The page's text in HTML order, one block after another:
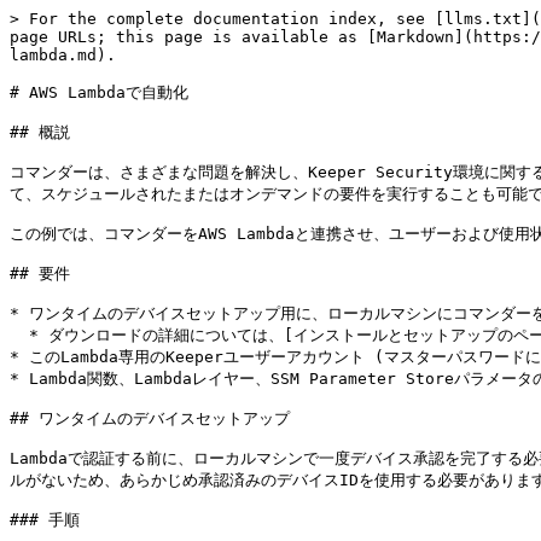
> For the complete documentation index, see [llms.txt](https://docs.keeper.io/llms.txt). Markdown versions of documentation pages are available by appending `.md` to page URLs; this page is available as [Markdown](https://docs.keeper.io/keeperpam/jp/commander-cli/commander-installation-setup/configuration/using-commander-with-aws-lambda.md).

# AWS Lambdaで自動化

## 概説

コマンダーは、さまざまな問題を解決し、Keeper Security環境に関する貴重な情報が得られる強力なツールです。ローカルのデスクトップやサーバーで使用するだけでなく、AWSのようなクラウド環境でコマンダーを実行して、スケジュールされたまたはオンデマンドの要件を実行することも可能です。

この例では、コマンダーをAWS Lambdaと連携させ、ユーザーおよび使用状況のレポートを定期的に実行する方法を解説します。

## 要件

* ワンタイムのデバイスセットアップ用に、ローカルマシンにコマンダーをインストール
  * ダウンロードの詳細については、[インストールとセットアップのページ](/keeperpam/jp/commander-cli/commander-installation-setup.md)をご参照ください
* このLambda専用のKeeperユーザーアカウント (マスターパスワードによるログイン。SSOおよびMFAは、人の操作なしでは利用不可)
* Lambda関数、Lambdaレイヤー、SSM Parameter Storeパラメータの作成、およびAWS CloudShellの利用に必要な権限を持つAWS環境へのアクセス

## ワンタイムのデバイスセットアップ

Lambdaで認証する前に、ローカルマシンで一度デバイス承認を完了する必要があります。Keeperでは、パスワード認証が成功する前にすべてのデバイスを承認する必要があります。Lambdaにはこの手順を完了する対話型シェルがないため、あらかじめ承認済みのデバイスIDを使用する必要があります。

### 手順

1. ローカルマシンで、Lambda専用アカウントを使ってコマンダーにログインします。

```shell-session
$ keeper shell
```

2. デバイス承認プロセスを完了します (エンタープライズの設定に応じて、メールリンク、プッシュ通知、2FA、管理者承認など)
3. ログインに成功したら、構成ファイル内の `device_token` を確認します。

```shell-session
$ cat ~/.keeper/config.json | grep device_token
```

{% hint style="warning" %}
コマンダーのインストール方法によって、構成ファイルの形式は異なる場合があります。CLIでは通常 `device_token` はトップレベルに保存されますが、SDKベースのインストールではネストされた構造 (`devices[].device_token`) を使用する場合があります。`grep` で結果が得られない場合は、ファイルを開いてトークンを手動で確認してください。
{% endhint %}

4. 以下の4つの値をLambda環境変数 (本番環境では後述のSSMパラメータ) として保存します。
   * **`KEEPER_DEVICE_TOKEN`:** 手順3で取得した、承認済みのデバイスID
   * **`KEEPER_USER`:** アカウントのメールアドレス
   * **`KEEPER_PASSWORD`:** マスターパスワード
   * **`KEEPER_SERVER`:** リージョンのエンドポイント (例: USは `keepersecurity.com`、EUは `keepersecurity.eu`)

{% hint style="info" %}
**保存が不要な項目**

* **`private_key`:** パスワードログイン時にコマンダーが自動生成します。ウォームコンテナ最適化のために永続ログインを有効にする場合、`private_key` はそのセットアップの一環として `/tmp` に作成・保存されます。
* **`clone_code`:** パスワードログインのたびに自動再生成されます。永続ログインのセッション再開にのみ使用され、有効にした場合は `/tmp` で自動的に処理されます。
  {% endhint %}

## 手順

### AWS CloudShellを使用してLambdaレイヤーを作成

#### セットアップ

コマンダーは、AWS Lambdaで実行する環境と同じマシンでパッケージ化する必要があります。CloudShellでコマンダーパッケージを作成します。

このワークフローでは、AWS LambdaでPython 3.10または3.11を使用します (Python 3.9以前はAWS Lambdaでは利用できません)。Lambdaレイヤーを構築するCloudShell環境のPythonが、いずれかのバージョンになっているか、インストールされているPythonインタープリタで確認してください。

```shell-session
$ python3 --version
Python 3.11.6
```

CloudShellで利用できるPythonのバージョンが、AWS Lambdaで利用できるランタイムと一致しない場合は、先に進む前にPython 3.10または3.11をインストールしてください。

#### レイヤーコンテンツの構築

以下の段階では、CloudShell環境内で実行できる便利なシェルスクリプトを使用しま